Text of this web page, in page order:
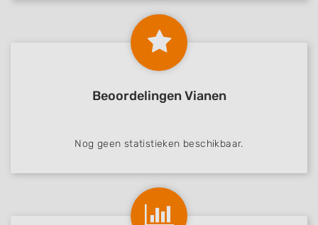
Beoordelingen Vianen
Nog geen statistieken beschikbaar.